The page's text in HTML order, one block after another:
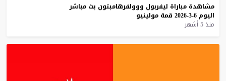
مشاهدة مباراة ليفربول ووولفرهامبتون بث مباشر
اليوم 6-3-2026 قمة مولينيو
منذ 5 أشهر